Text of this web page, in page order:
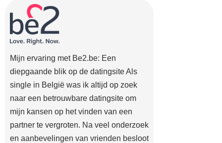
Mijn ervaring met Be2.be: Een
diepgaande blik op de datingsite Als
single in België was ik altijd op zoek
naar een betrouwbare datingsite om
mijn kansen op het vinden van een
partner te vergroten. Na veel onderzoek
en aanbevelingen van vrienden besloot